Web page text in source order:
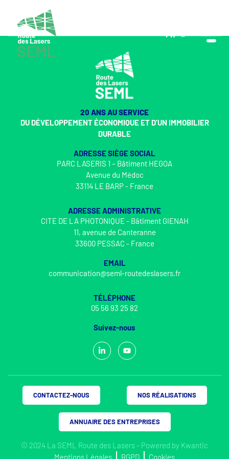
FR
EN
20 ANS AU SERVICE
DU DÉVELOPPEMENT ÉCONOMIQUE ET D’UN IMMOBILIER
DURABLE
ADRESSE SIÈGE SOCIAL
PARC LASERIS 1 – Bâtiment HEGOA
Avenue du Médoc
33114 LE BARP - France
ADRESSE ADMINISTRATIVE
CITE DE LA PHOTONIQUE - Bâtiment GIENAH
11, avenue de Canteranne
33600 PESSAC - France
EMAIL
communication@seml-routedeslasers.fr
TÉLÉPHONE
05 56 93 25 82
Suivez-nous
© 2024 La SEML Route des Lasers - Powered by Kwantic
Mentions Légales
RGPD Cookies
CONTACTEZ-NOUS NOS RÉALISATIONS
ANNUAIRE DES ENTREPRISES